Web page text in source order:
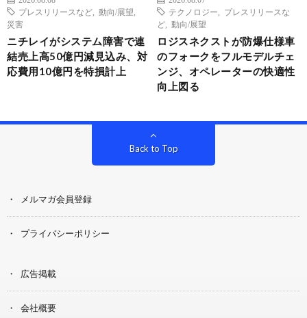
プレスリリースなど
動向/展望
災害
ニチレイがシステム障害で連
結売上高50億円減見込み、対
応費用10億円を特損計上
テクノロジー
プレスリリースな
ど
動向/展望
ロジスネクストが防爆仕様車
のフォークをフルモデルチェ
ンジ、オペレーターの快適性
向上図る
Back to Top
メルマガ会員登録
プライバシーポリシー
広告掲載
会社概要